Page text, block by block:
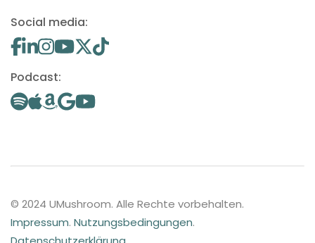
Social media:
Podcast:
© 2024 UMushroom. Alle Rechte vorbehalten.
Impressum. Nutzungsbedingungen.